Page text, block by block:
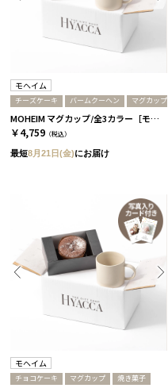
モヘイム
チーズケーキ バームクーヘン マグカップ
MOHEIM マグカップ/全3カラー［モヘイム］+バームクーヘン＆チーズケーキ サンドホワイト
￥4,759 （税込）
最短8月21日(金)にお届け
モヘイム
チョコケーキ マグカップ 焼き菓子